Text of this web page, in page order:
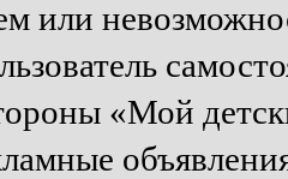
или
«Мой